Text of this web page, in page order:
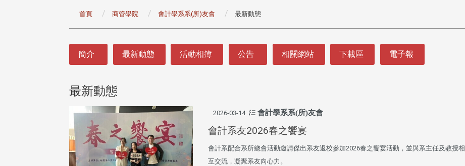
首頁 商管學院 會計學系系(所)友會 最新動態
簡介 最新動態 活動相簿 公告 相關網站 下載區 電子報
最新動態
2026-03-14 會計學系系(所)友會
會計系友2026春之饗宴
會計系配合系所總會活動邀請傑出系友返校參加2026春之饗宴活動，並與系主任及教授相
互交流，凝聚系友向心力。